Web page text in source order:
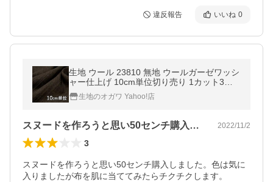
違反報告 いいね 0
生地 ウール 23810 無地 ウールガーゼワッシ
ャー仕上げ 10cm単位切り売り 1カット3個
以上 生地巾148cm 生地のオガワ
生地のオガワ Yahoo!店
スヌードを作ろうと思い50センチ購入し… 2022/11/2
3
スヌードを作ろうと思い50センチ購入しました。色は気に
入りましたが布を肌に当ててみたらチクチクします。